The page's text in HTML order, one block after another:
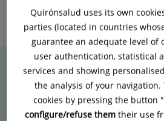
Enviar
a
Twitter
Compartir
en
Facebook
Compartir
en
Linkedin
Vídeos
Quirónsalud uses its own
parties (located in countries
guarantee an adequate level of
user authentication, statistical
services and showing
the analysis of your navigation.
cookies by pressing the button "
configure/refuse them their use